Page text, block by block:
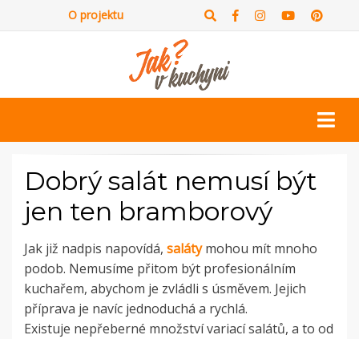
O projektu
Dobrý salát nemusí být
jen ten bramborový
Jak již nadpis napovídá, salátymohou mít mnoho
podob. Nemusíme přitom být profesionálním
kuchařem, abychom je zvládli s úsměvem. Jejich
příprava je navíc jednoduchá a rychlá.
Existuje nepřeberné množství variací salátů, a to od